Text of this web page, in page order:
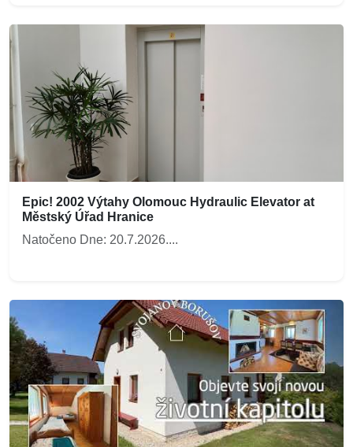
Epic! 2002 Výtahy Olomouc Hydraulic Elevator at
Městský Úřad Hranice
Natočeno Dne: 20.7.2026....